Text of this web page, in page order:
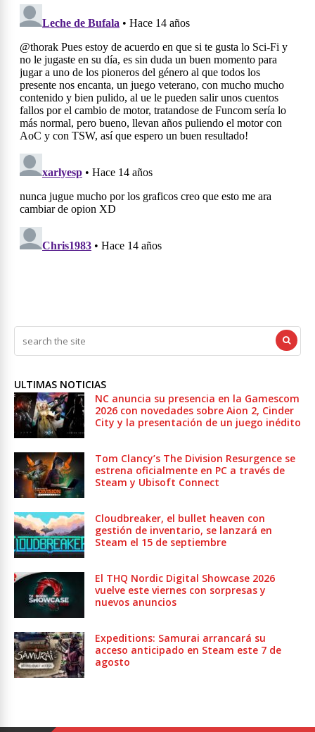
ULTIMAS NOTICIAS
NC anuncia su presencia en la Gamescom
2026 con novedades sobre Aion 2, Cinder
City y la presentación de un juego inédito
Tom Clancy’s The Division Resurgence se
estrena oficialmente en PC a través de
Steam y Ubisoft Connect
Cloudbreaker, el bullet heaven con
gestión de inventario, se lanzará en
Steam el 15 de septiembre
El THQ Nordic Digital Showcase 2026
vuelve este viernes con sorpresas y
nuevos anuncios
Expeditions: Samurai arrancará su
acceso anticipado en Steam este 7 de
agosto